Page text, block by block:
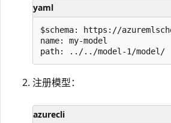
yaml
$schema: https://
name: my-model
注册模型：
azurecli